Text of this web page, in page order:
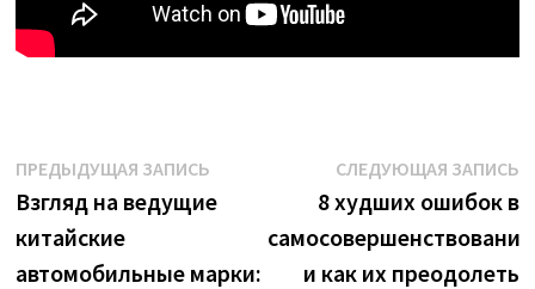
Навигация
по
записям
ПРЕДЫДУЩАЯ ЗАПИСЬПредыдущая
запись:
Взгляд на ведущие
китайские
автомобильные марки:
СЛЕДУЮЩАЯ ЗАПИСЬ
8 худших ошибок в
самосовершенствовании
и как их преодолеть